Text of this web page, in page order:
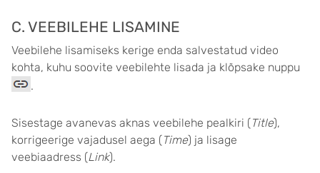
C. VEEBILEHE LISAMINE
Veebilehe lisamiseks kerige enda salvestatud video
kohta, kuhu soovite veebilehte lisada ja klõpsake nuppu
.
Sisestage avanevas aknas veebilehe pealkiri (Title),
korrigeerige vajadusel aega (Time) ja lisage
veebiaadress (Link).